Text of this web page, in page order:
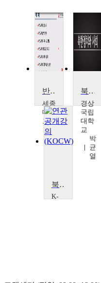
반도체제조공학
세종
대학
교
원
북한정치와사회
경상
국립
대학
교
박
균
열
북한경제의 어제와 오늘
K-